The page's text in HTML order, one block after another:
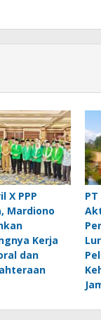
X PPP
Mardiono
Kerja
dan